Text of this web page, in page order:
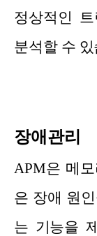
정상적인
분석할 수
장애관리
APM은 메
은 장애 원
는 기능을